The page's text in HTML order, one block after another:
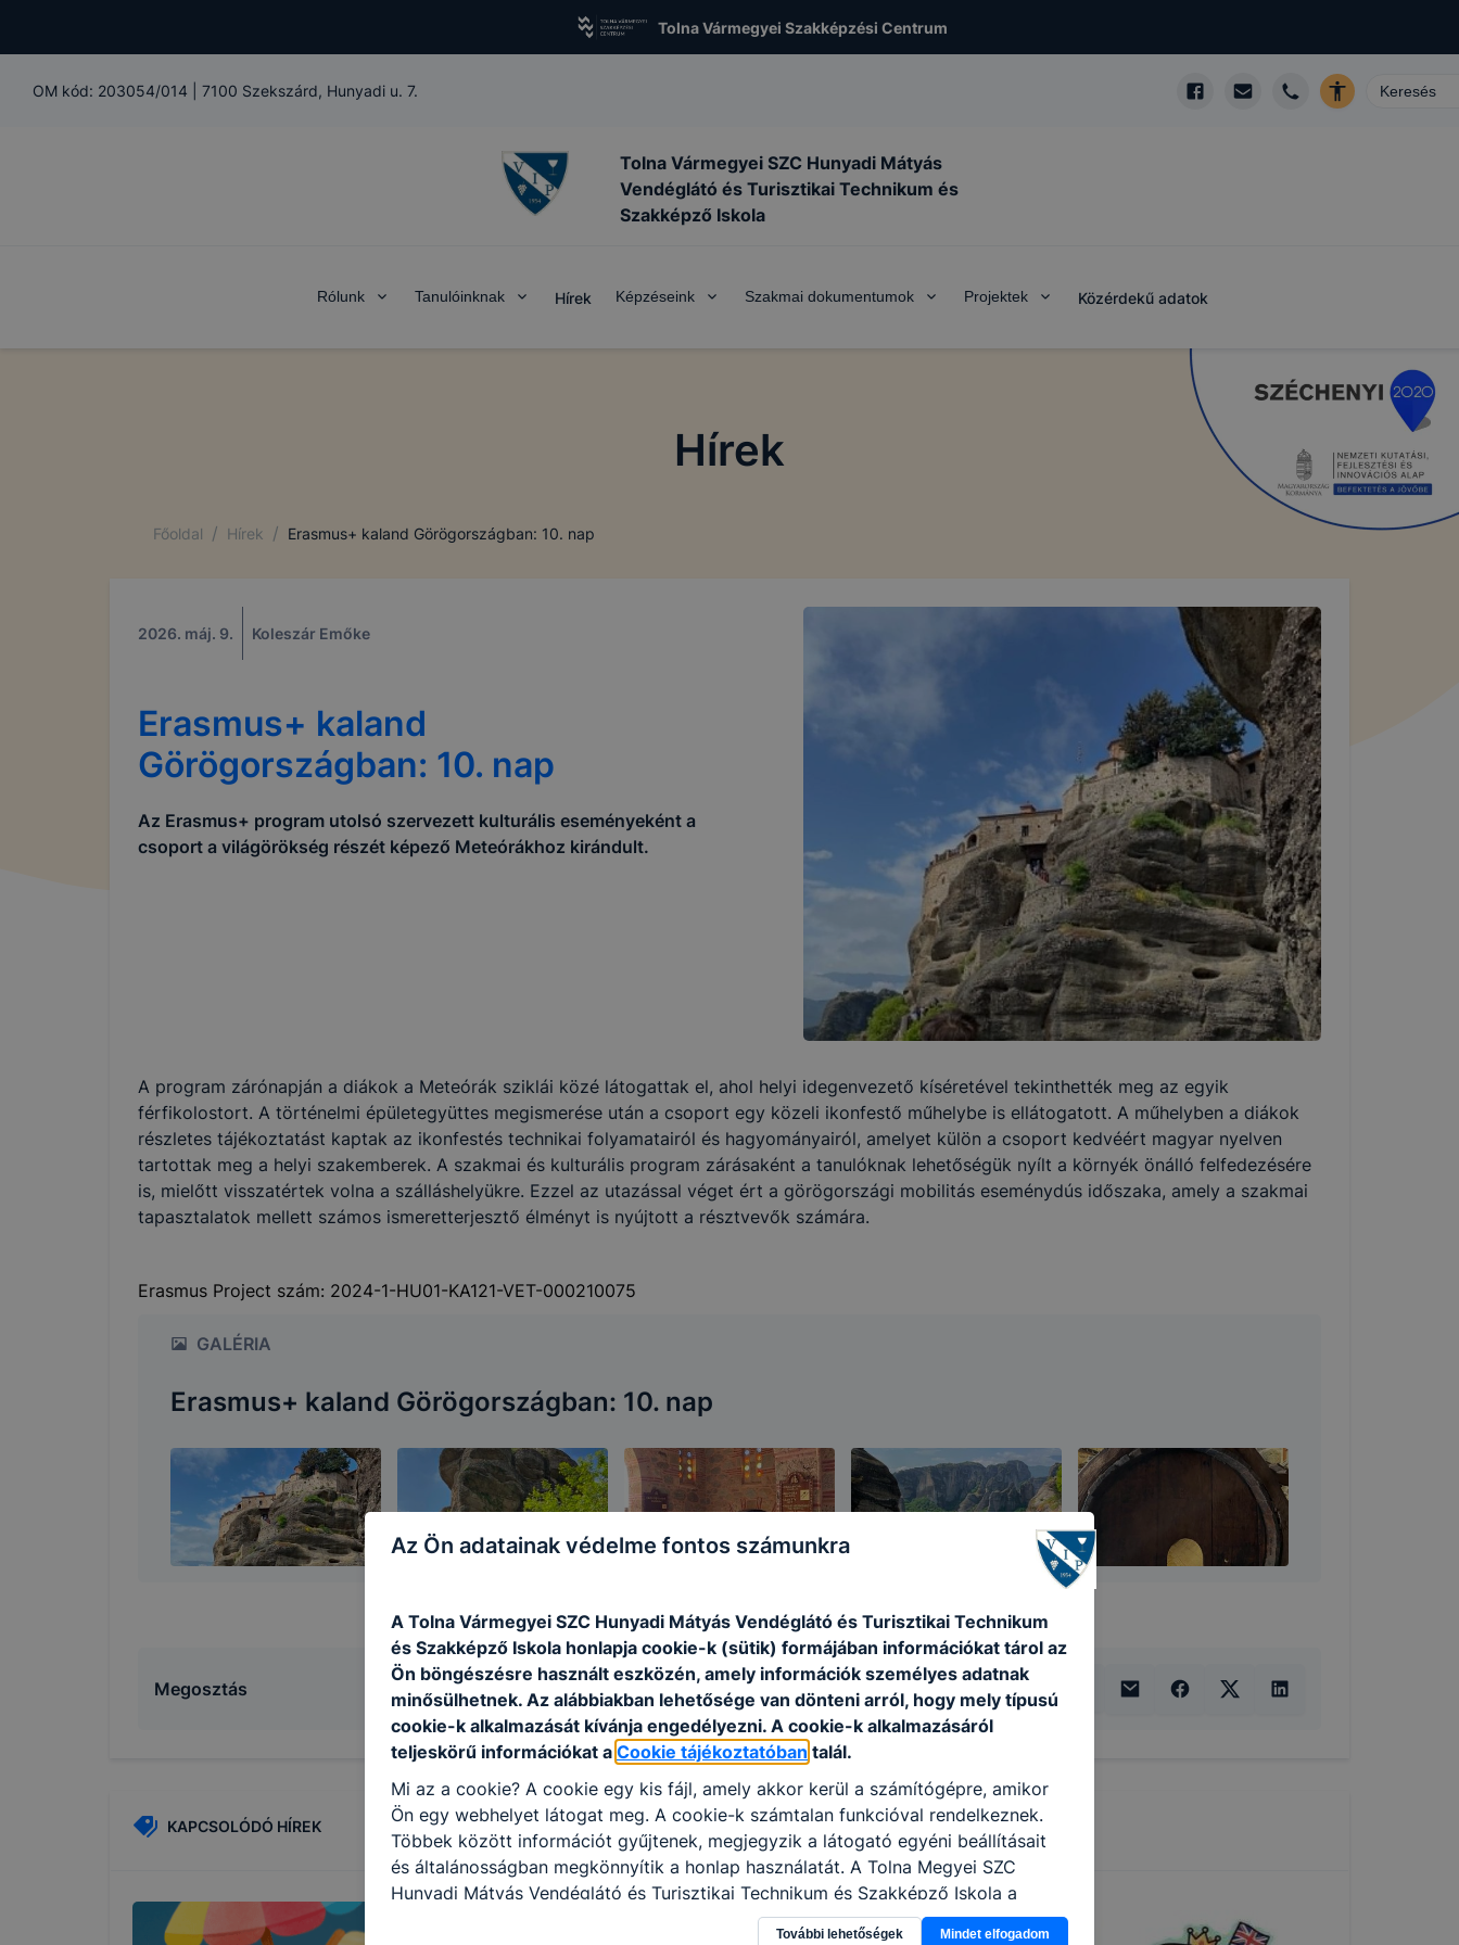
Tolna Vármegyei Szakképzési Centrum
OM kód: 203054/014 7100 Szekszárd, Hunyadi u. 7.
Tolna Vármegyei SZC Hunyadi Mátyás
Vendéglátó és Turisztikai Technikum és
Szakképző Iskola
Rólunk Tanulóinknak Hírek Képzéseink Szakmai dokumentumok Projektek Közérdekű adatok
Hírek
Főoldal / Hírek / Erasmus+ kaland Görögországban: 10. nap
2026. máj. 9. Koleszár Emőke
Erasmus+ kaland
Görögországban: 10. nap
Az Erasmus+ program utolsó szervezett kulturális eseményeként a
csoport a világörökség részét képező Meteórákhoz kirándult.
A program zárónapján a diákok a Meteórák sziklái közé látogattak el, ahol helyi idegenvezető kíséretével tekinthették meg az egyik
férfikolostort. A történelmi épületegyüttes megismerése után a csoport egy közeli ikonfestő műhelybe is ellátogatott. A műhelyben a diákok
részletes tájékoztatást kaptak az ikonfestés technikai folyamatairól és hagyományairól, amelyet külön a csoport kedvéért magyar nyelven
tartottak meg a helyi szakemberek. A szakmai és kulturális program zárásaként a tanulóknak lehetőségük nyílt a környék önálló felfedezésére
is, mielőtt visszatértek volna a szálláshelyükre. Ezzel az utazással véget ért a görögországi mobilitás eseménydús időszaka, amely a szakmai
tapasztalatok mellett számos ismeretterjesztő élményt is nyújtott a résztvevők számára.
Erasmus Project szám: 2024-1-HU01-KA121-VET-000210075
GALÉRIA
Erasmus+ kaland Görögországban: 10. nap
Megosztás
KAPCSOLÓDÓ HÍREK
Az Ön adatainak védelme fontos számunkra
A Tolna Vármegyei SZC Hunyadi Mátyás Vendéglátó és Turisztikai Technikum
és Szakképző Iskola honlapja cookie-k (sütik) formájában információkat tárol az
Ön böngészésre használt eszközén, amely információk személyes adatnak
minősülhetnek. Az alábbiakban lehetősége van dönteni arról, hogy mely típusú
cookie-k alkalmazását kívánja engedélyezni. A cookie-k alkalmazásáról
teljeskörű információkat a Cookie tájékoztatóban talál.
Mi az a cookie? A cookie egy kis fájl, amely akkor kerül a számítógépre, amikor
Ön egy webhelyet látogat meg. A cookie-k számtalan funkcióval rendelkeznek.
Többek között információt gyűjtenek, megjegyzik a látogató egyéni beállításait
és általánosságban megkönnyítik a honlap használatát. A Tolna Megyei SZC
Hunyadi Mátyás Vendéglátó és Turisztikai Technikum és Szakképző Iskola a
cookie-kat a következő célokból használja: információ gyűjtése azzal
További lehetőségek Mindet elfogadom